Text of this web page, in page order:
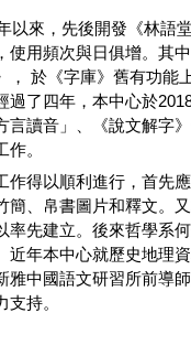
以來，先後開發《林
使用頻次與日俱增。其
， 於《字庫》舊有功
過了四年，本中心於
言讀音」、《說文解字
。
作得以順利進行，首先
簡、帛書圖片和釋文。
率先建立。後來哲學系
近年本中心就歷史地理
雅中國語文研習所前導
持。